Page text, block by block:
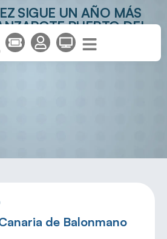
SIGUE UN AÑO MÁS
PUERTO DEL
CARMEN
de Balonmano